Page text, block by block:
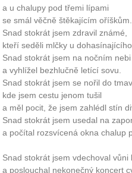
a u chalupy pod třemi lípami
se smál věčně štěkajícím oříškům.
Snad stokrát jsem zdravil známé,
kteří seděli mlčky u
Snad stokrát jsem na nočním
a vyhlížel bezhlučně letící sovu.
Snad stokrát jsem se nořil do
kde jsem cestu jenom tušil
a měl pocit, že jsem zahlédl stín
Snad stokrát jsem usedal na
a počítal rozsvícená okna chalup
Snad stokrát jsem vdechoval vůni
a poslouchal nekonečný koncert